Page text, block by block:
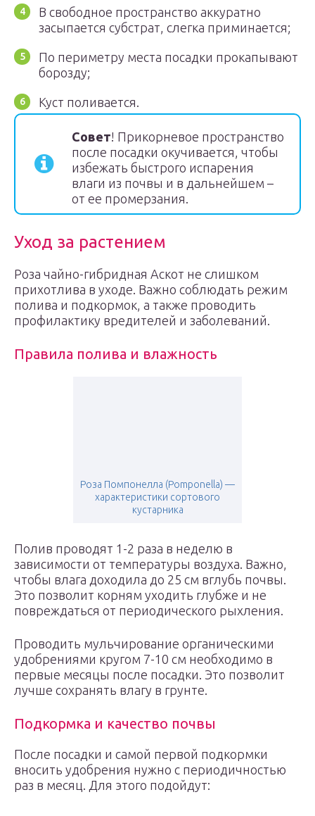
В свободное пространство аккуратно
засыпается субстрат, слегка приминается;
По периметру места посадки прокапывают
борозду;
Куст поливается.
Совет! Прикорневое пространство
после посадки окучивается, чтобы
избежать быстрого испарения
влаги из почвы и в дальнейшем –
от ее промерзания.
Уход за растением
Роза чайно-гибридная Аскот не слишком
прихотлива в уходе. Важно соблюдать режим
полива и подкормок, а также проводить
профилактику вредителей и заболеваний.
Правила полива и влажность
Роза Помпонелла (Pomponella) —
характеристики сортового
кустарника
Полив проводят 1-2 раза в неделю в
зависимости от температуры воздуха. Важно,
чтобы влага доходила до 25 см вглубь почвы.
Это позволит корням уходить глубже и не
повреждаться от периодического рыхления.
Проводить мульчирование органическими
удобрениями кругом 7-10 см необходимо в
первые месяцы после посадки. Это позволит
лучше сохранять влагу в грунте.
Подкормка и качество почвы
После посадки и самой первой подкормки
вносить удобрения нужно с периодичностью
раз в месяц. Для этого подойдут: